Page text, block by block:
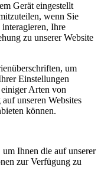
Gerät eingestellt
wenn Sie
interagieren, Ihre
zu unserer Website
um
Einstellungen
Arten von
unseren Websites
können.
Ihnen die auf unserer
zur Verfügung zu